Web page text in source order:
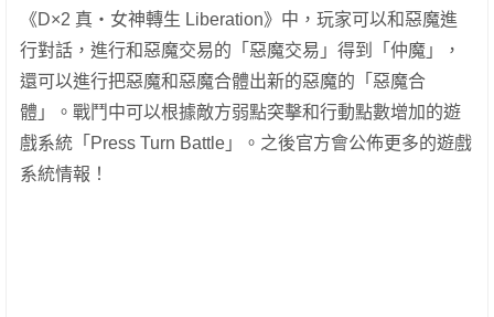
《D×2 真・女神轉生 Liberation》中，玩家可以和惡魔進
行對話，進行和惡魔交易的「惡魔交易」得到「仲魔」，
還可以進行把惡魔和惡魔合體出新的惡魔的「惡魔合
體」。戰鬥中可以根據敵方弱點突擊和行動點數增加的遊
戲系統「Press Turn Battle」。之後官方會公佈更多的遊戲
系統情報！